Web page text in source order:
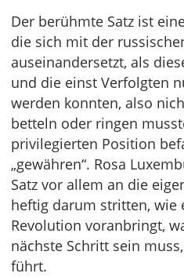
Der berühmte Satz ist
die sich mit der
auseinandersetzt, als
und die einst Verfolgten
werden konnten, also
betteln oder ringen
privilegierten Position
„gewähren“. Rosa
Satz vor allem an die
heftig darum stritten, wie
Revolution voranbringt,
nächste Schritt sein
führt.